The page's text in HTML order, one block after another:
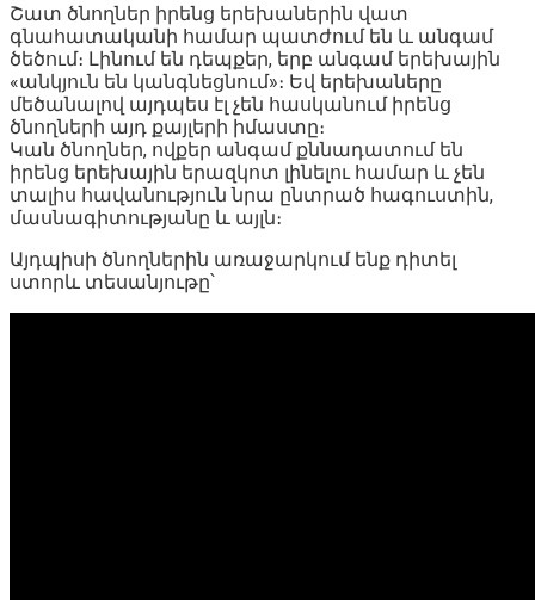
Շատ ծնողներ իրենց երեխաներին վատ
գնահատականի համար պատժում են և անգամ
ծեծում։ Լինում են դեպքեր, երբ անգամ երեխային
«անկյուն են կանգնեցնում»։ Եվ երեխաները
մեծանալով այդպես էլ չեն հասկանում իրենց
ծնողների այդ քայլերի իմաստը։
Կան ծնողներ, ովքեր անգամ քննադատում են
իրենց երեխային երազկոտ լինելու համար և չեն
տալիս հավանություն նրա ընտրած հագուստին,
մասնագիտությանը և այլն։
Այդպիսի ծնողներին առաջարկում ենք դիտել
ստորև տեսանյութը՝